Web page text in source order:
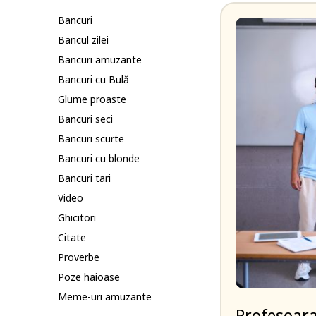
Bancuri
Bancul zilei
Bancuri amuzante
Bancuri cu Bulă
Glume proaste
Bancuri seci
Bancuri scurte
Bancuri cu blonde
Bancuri tari
Video
Ghicitori
Citate
Proverbe
Poze haioase
Meme-uri amuzante